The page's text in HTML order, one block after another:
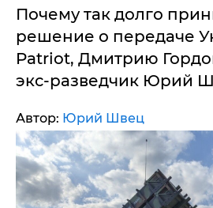
Почему так долго
решение о передаче
Patriot, Дмитрию
экс-разведчик Юрий
Автор: Юрий Швец